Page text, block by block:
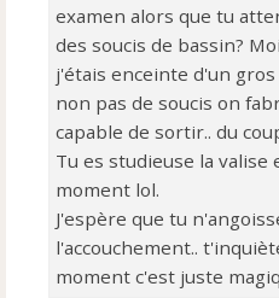
examen alors que tu
des soucis de bassin?
j'étais enceinte d'un
non pas de soucis on
capable de sortir.. du
Tu es studieuse la
moment lol.
J'espère que tu
l'accouchement..
moment c'est juste